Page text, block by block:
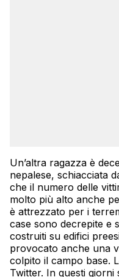
Un’altra ragazza è
nepalese, schiacciata
che il numero delle
molto più alto anche
è attrezzato per i
case sono decrepite e
costruiti su edifici
provocato anche una
colpito il campo base.
Twitter. In questi